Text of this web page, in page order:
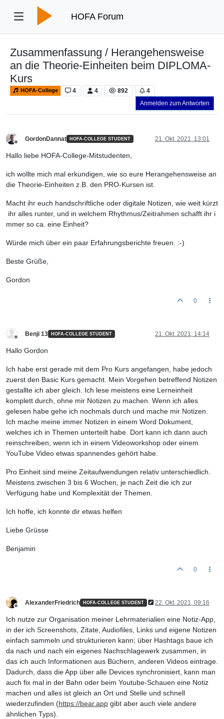
HOFA Forum
Zusammenfassung / Herangehensweise
an die Theorie-Einheiten beim DIPLOMA-
Kurs
HOFA-College 4 4 892
4
Anmelden zum Antworten
GordonDannat HOFA-COLLEGE STUDENT 21. Okt. 2021, 13:01
Hallo liebe HOFA-College-Mitstudenten,
ich wollte mich mal erkundigen, wie so eure Herangehensweise an
die Theorie-Einheiten z.B. den PRO-Kursen ist.
Macht ihr euch handschriftliche oder digitale Notizen, wie weit kürzt
ihr alles runter, und in welchem Rhythmus/Zeitrahmen schafft ihr i
mmer so ca. eine Einheit?
Würde mich über ein paar Erfahrungsberichte freuen. :-)
Beste Grüße,
Gordon
0
Benji 13 HOFA-COLLEGE STUDENT 21. Okt. 2021, 14:14
Hallo Gordon
Ich habe erst gerade mit dem Pro Kurs angefangen, habe jedoch
zuerst den Basic Kurs gemacht. Mein Vorgehen betreffend Notizen
gestallte ich aber gleich. Ich lese meistens eine Lerneinheit
komplett durch, ohne mir Notizen zu machen. Wenn ich alles
gelesen habe gehe ich nochmals durch und mache mir Notizen.
Ich mache meine immer Notizen in einem Word Dokument,
welches ich in Themen unterteilt habe. Dort kann ich dann auch
reinschreiben, wenn ich in einem Videoworkshop oder einem
YouTube Video etwas spannendes gehört habe.
Pro Einheit sind meine Zeitaufwendungen relativ unterschiedlich.
Meistens zwischen 3 bis 6 Wochen, je nach Zeit die ich zur
Verfügung habe und Komplexität der Themen.
Ich hoffe, ich konnte dir etwas helfen
Liebe Grüsse
Benjamin
0
AlexanderFriedrich HOFA-COLLEGE STUDENT 22. Okt. 2021, 09:16
Ich nutze zur Organisation meiner Lehrmaterialien eine Notiz-App,
in der ich Screenshots, Zitate, Audiofiles, Links und eigene Notizen
einfach sammeln und strukturieren kann; über Hashtags baue ich
da nach und nach ein eigenes Nachschlagewerk zusammen, in
das ich auch Informationen aus Büchern, anderen Videos eintrage.
Dadurch, dass die App über alle Devices synchronisiert, kann man
auch fix mal in der Bahn oder beim Youtube-Schauen eine Notiz
machen und alles ist gleich an Ort und Stelle und schnell
wiederzufinden (https://bear.app gibt aber auch viele andere
ähnlichen Typs).